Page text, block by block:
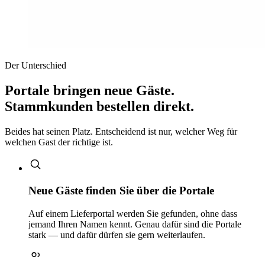
Der Unterschied
Portale bringen neue Gäste.
Stammkunden bestellen direkt.
Beides hat seinen Platz. Entscheidend ist nur, welcher Weg für
welchen Gast der richtige ist.
Neue Gäste finden Sie über die Portale
Auf einem Lieferportal werden Sie gefunden, ohne dass
jemand Ihren Namen kennt. Genau dafür sind die Portale
stark — und dafür dürfen sie gern weiterlaufen.